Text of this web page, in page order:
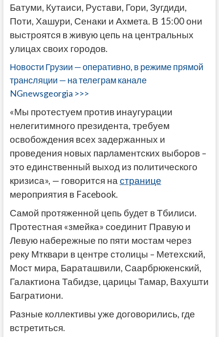
Батуми, Кутаиси, Рустави, Гори, Зугдиди,
Поти, Хашури, Сенаки и Ахмета. В 15:00 они
выстроятся в живую цепь на центральных
улицах своих городов.
Новости Грузии — оперативно, в режиме прямой
трансляции — на телеграм канале
NGnewsgeorgia >>>
«Мы протестуем против инаугурации
нелегитимного президента, требуем
освобождения всех задержанных и
проведения новых парламентских выборов –
это единственный выход из политического
кризиса», — говорится настранице
мероприятия в Facebook.
Самой протяженной цепь будет в Тбилиси.
Протестная «змейка» соединит Правую и
Левую набережные по пяти мостам через
реку Мтквари в центре столицы – Метехский,
Мост мира, Бараташвили, Саарбрюкенский,
Галактиона Табидзе, царицы Тамар, Вахушти
Багратиони.
Разные коллективы уже договорились, где
встретиться.